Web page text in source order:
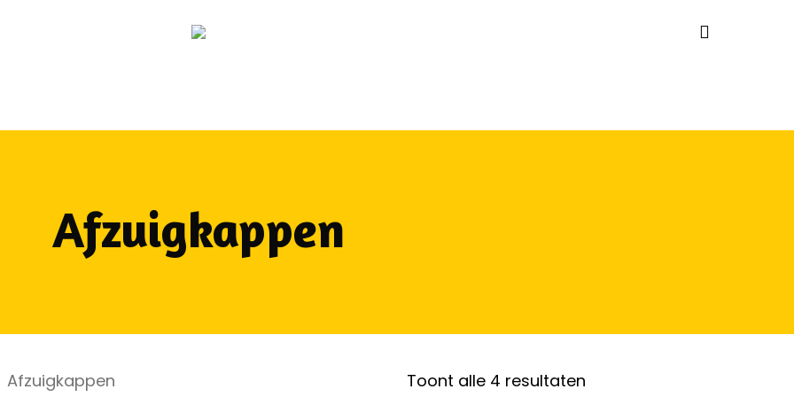
Afzuigkappen
Toont alle 4 resultaten
Afzuigkappen